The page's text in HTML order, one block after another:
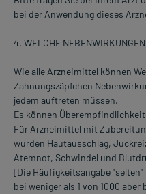
bei der Anwendung dieses
4. WELCHE
Wie alle Arzneimittel können
Zahnungszäpfchen
jedem auftreten müssen.
Es können
Für Arzneimittel mit
wurden Hautausschlag,
Atemnot, Schwindel und
[Die Häufigkeitsangabe
bei weniger als 1 von 1000 aber